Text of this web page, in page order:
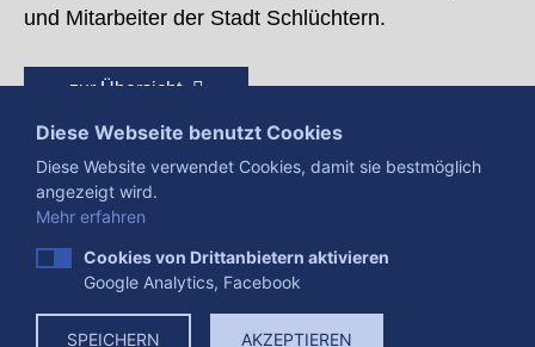
und Mitarbeiter der Stadt Schlüchtern.
zur Übersicht
Presse Impressum
Datenschutzerklärung
Diese Webseite benutzt Cookies
Diese Website verwendet Cookies, damit sie bestmöglich
angezeigt wird.
Mehr erfahren
Cookies von Drittanbietern aktivieren
Google Analytics, Facebook
SPEICHERN AKZEPTIEREN